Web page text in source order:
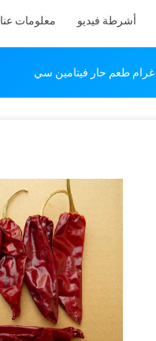
أشرطة فيديو معلومات عنا